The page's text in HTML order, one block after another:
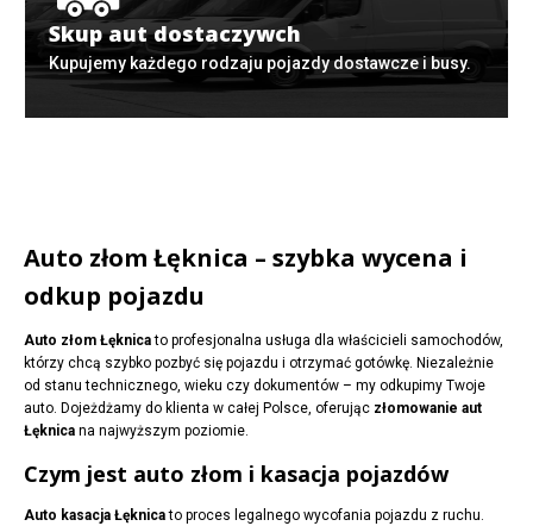
Skup aut dostaczywch
Kupujemy każdego rodzaju pojazdy dostawcze i busy.
Auto złom Łęknica – szybka wycena i
odkup pojazdu
Auto złom Łęknicato profesjonalna usługa dla właścicieli samochodów,
którzy chcą szybko pozbyć się pojazdu i otrzymać gotówkę. Niezależnie
od stanu technicznego, wieku czy dokumentów – my odkupimy Twoje
auto. Dojeżdżamy do klienta w całej Polsce, oferując złomowanie aut
Łęknica na najwyższym poziomie.
Czym jest auto złom i kasacja pojazdów
Auto kasacja Łęknicato proces legalnego wycofania pojazdu z ruchu.